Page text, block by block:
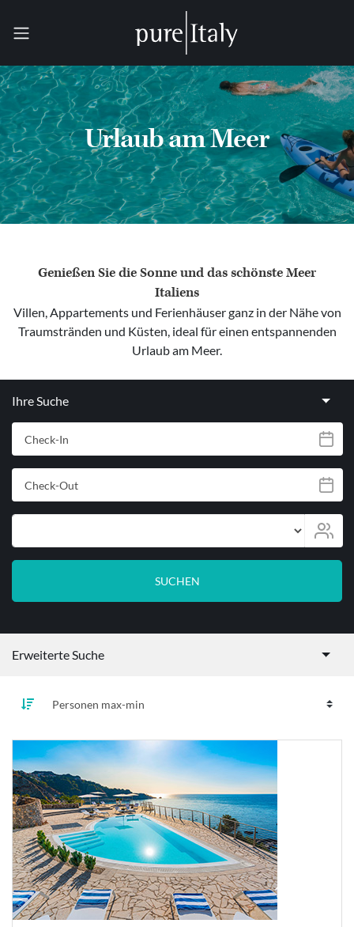
Urlaub am Meer
Genießen Sie die Sonne und das schönste Meer
Italiens
Villen, Appartements und Ferienhäuser ganz in der Nähe von
Traumstränden und Küsten, ideal für einen entspannenden
Urlaub am Meer.
Ihre Suche
SUCHEN
Erweiterte Suche